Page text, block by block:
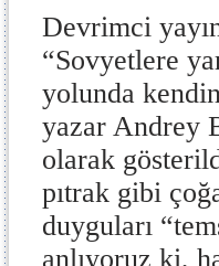
Devrimci
“Sovyetlere
yolunda
yazar Andrey
olarak
pıtrak gibi
duyguları
anlıyoruz ki,